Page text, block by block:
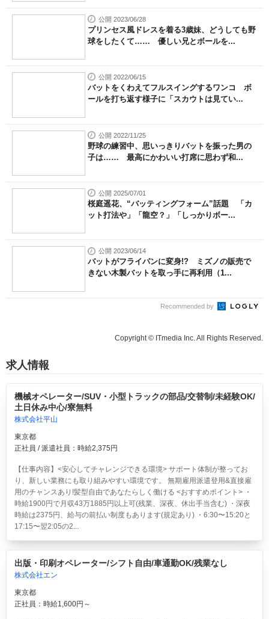
公開 2023/06/28
プリンセス風ドレスを着る3歳妹、どうしても野
球をしたくて…… 優しい兄とボールを...
公開 2022/06/15
バットをくわえてフルスイングするワンコ ボ
ールを打ち返す様子に「スカウトは見てい...
公開 2022/11/25
野球の練習中、思いっきりバットを振った男の
子は…… 最高にかわいい打席に思わず和...
公開 2025/07/01
桜庭遥花、“バッティングフォーム”話題 「カ
ット打法や」「龍空？」「しっかりボー...
公開 2023/06/14
バットがフライパンに変身!? ミズノの販売で
きない木製バットを取っ手に再利用（1...
Recommended by
Copyright © ITmedia Inc. All Rights Reserved.
求人情報
機械オペレーター/SUV・小型トラックの部品/交替制/未経験OK/
土日休み中心/寮無料
株式会社平山
東京都
正社員 / 派遣社員：時給2,375円
【仕事内容】<安心してチャレンジできる環境> サポート体制が整ってお
り、新しい業務にも取り組みやすい環境です。 無期雇用派遣登用&直接雇
用のチャンスあり!髪型自由であなたらしく働ける <おすすめポイント> ・
時給1900円で月収43万1885円以上可(残業、深夜、休出手当含む) ・深夜
時給は2375円、給与の前払い制度もあります(規定あり) ・6:30〜15:20と
17:15〜翌2:05の2...
出版・印刷オペレーター/シフト自由/車通勤OK/残業なし
株式会社エン
東京都
正社員：時給1,600円～